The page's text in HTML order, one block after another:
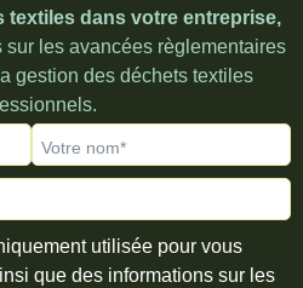
textiles dans votre entreprise,
les avancées règlementaires
gestion des déchets textiles
Votre nom*
utilisée pour vous
que des informations sur les